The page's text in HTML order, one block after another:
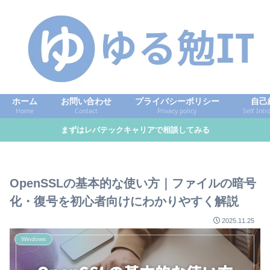
ホーム
Home
お問い合わせ
Contact
プライバシーポリシー
Privacy policy
自己
Self
まずはレバテックキャリアで相談してみる
OpenSSLの基本的な使い方｜ファイルの暗号
化・復号を初心者向けにわかりやすく解説
2025.11.25
Windows